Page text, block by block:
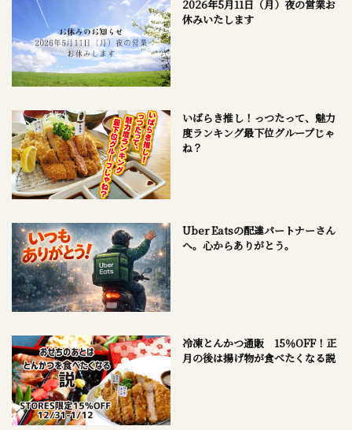
2026年5月11日（月）夜の営業お
休みいたします
いばらき推し！っつたって、魅力
度ランキング最下位グループじゃ
ね？
Uber Eatsの配達パートナーさん
へ。心からありがとう。
冷凍とんかつ通販 15％OFF！正
月の後は揚げ物が食べたくなる説